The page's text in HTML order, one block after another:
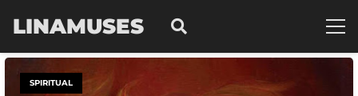
LINAMUSES
SPIRITUAL